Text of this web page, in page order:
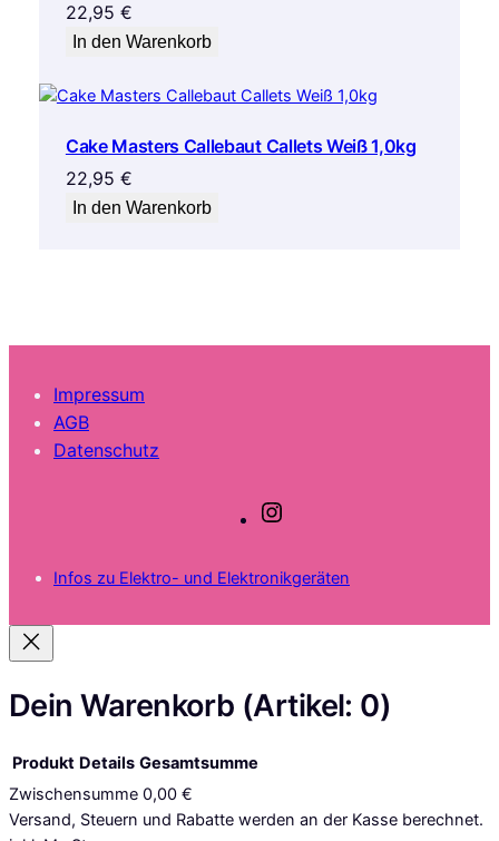
22,95 €
In den Warenkorb
Cake Masters Callebaut Callets Weiß 1,0kg
22,95 €
In den Warenkorb
Impressum
AGB
Datenschutz
t
m
Infos zu Elektro- und Elektronikgeräten
Dein Warenkorb (Artikel: 0)
Produkte
Produkt Details Gesamtsumme
Zwischensumme 0,00 €
Versand, Steuern und Rabatte werden an der Kasse berechnet.